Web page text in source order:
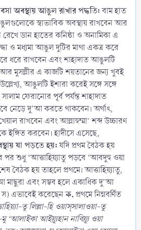
অবস্থায় আঙুল রাখার পদ্ধতি:বাম হাত
স্বাভাবিক অবস্থায় রাখবেন আর
ডান হাতের কনিষ্ঠা ও অনামিকা এ
ও মধ্যমা আঙুল দুটির মাথা একত্র করে
ধরে রাখবেন এবং শাহাদাত আঙুলটি
মুসল্লীর এ কাজটি শয়তানের জন্য খুবই
আঙুলটি ইশারা করেই সঙ্গে সঙ্গে
ফেরানোর পূর্ব পর্যন্ত শাহাদাত
নেড়ে দু'আ করতে থাকবেন। অর্থাৎ,
রাখবেন এবং আল্লাহুম্মা’ শব্দ উচ্চারণ
ইঙ্গিত করবেন। হাদীসে এসেছে,
যা পড়তে হয়:যদি প্রথম বৈঠক হয়
পর শুধু ‘আত্তাহিয়্যাতু পড়বে ‘আবদুহু ওয়া
বৈঠক হয় তাহলে প্রথমে। আত্তাহিয়্যাতু,
এবং সম্ভব হলে একাধিক দু'আ
(স) এভাবেই করেছেনক.প্রথমে নিম্নবর্ণিত
তু লিল্লা-হি ওয়াস্‌সালাওয়া-তু
‘আলাইকা আইয়্যূহান নাবিয়্যূ ওয়া